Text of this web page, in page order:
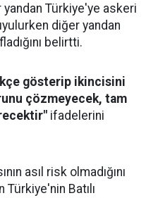
yandan Türkiye'ye askeri
diğer yandan
belirtti.
gösterip ikincisini
çözmeyecek, tam
ifadelerini
asıl risk olmadığını
Türkiye'nin Batılı